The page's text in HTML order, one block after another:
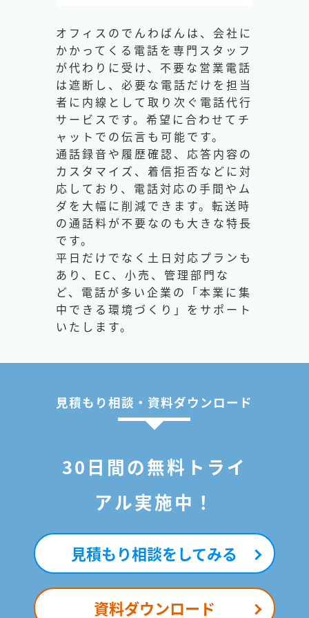
オフィスのでんわばんは、会社に
かかってくる電話を専門スタッフ
が代わりに受け、不要な営業電話
は遮断し、必要な電話だけを担当
者に内線として取り次ぐ電話代行
サービスです。希望に合わせてチ
ャットでの伝言も可能です。
通話録音や履歴確認、応答内容の
カスタマイズ、着信拒否などに対
応しており、電話対応の手間やム
ダを大幅に削減できます。転送時
の通話料が不要なのも大きな特長
です。
平日だけでなく土日対応プランも
あり、EC、小売、管理部門な
ど、電話が多い企業の「本業に集
中できる環境づくり」をサポート
いたします。
見積もり相談・資料ダウンロード
30日間の無料トライ
アル実施中！
見積もり相談をしてみる
資料ダウンロード